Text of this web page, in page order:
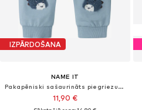
IZPĀRDOŠANA
NAME IT
Pakapēniski sašaurināts piegriezums Bikses 'NBMKNOP'
11,90 €